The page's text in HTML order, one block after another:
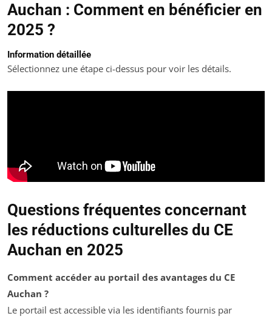
Auchan : Comment en bénéficier en
2025 ?
Information détaillée
Sélectionnez une étape ci-dessus pour voir les détails.
Questions fréquentes concernant
les réductions culturelles du CE
Auchan en 2025
Comment accéder au portail des avantages du CE
Auchan ?
Le portail est accessible via les identifiants fournis par